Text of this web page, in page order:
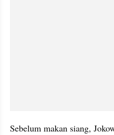
Sebelum makan siang,